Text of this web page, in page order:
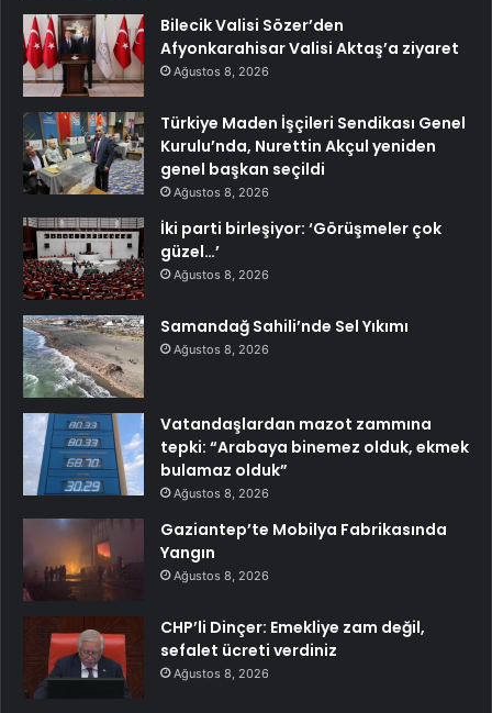
Bilecik Valisi Sözer’den
Afyonkarahisar Valisi Aktaş’a ziyaret
Ağustos 8, 2026
Türkiye Maden İşçileri Sendikası Genel
Kurulu’nda, Nurettin Akçul yeniden
genel başkan seçildi
Ağustos 8, 2026
İki parti birleşiyor: ‘Görüşmeler çok
güzel…’
Ağustos 8, 2026
Samandağ Sahili’nde Sel Yıkımı
Ağustos 8, 2026
Vatandaşlardan mazot zammına
tepki: “Arabaya binemez olduk, ekmek
bulamaz olduk”
Ağustos 8, 2026
Gaziantep’te Mobilya Fabrikasında
Yangın
Ağustos 8, 2026
CHP’li Dinçer: Emekliye zam değil,
sefalet ücreti verdiniz
Ağustos 8, 2026